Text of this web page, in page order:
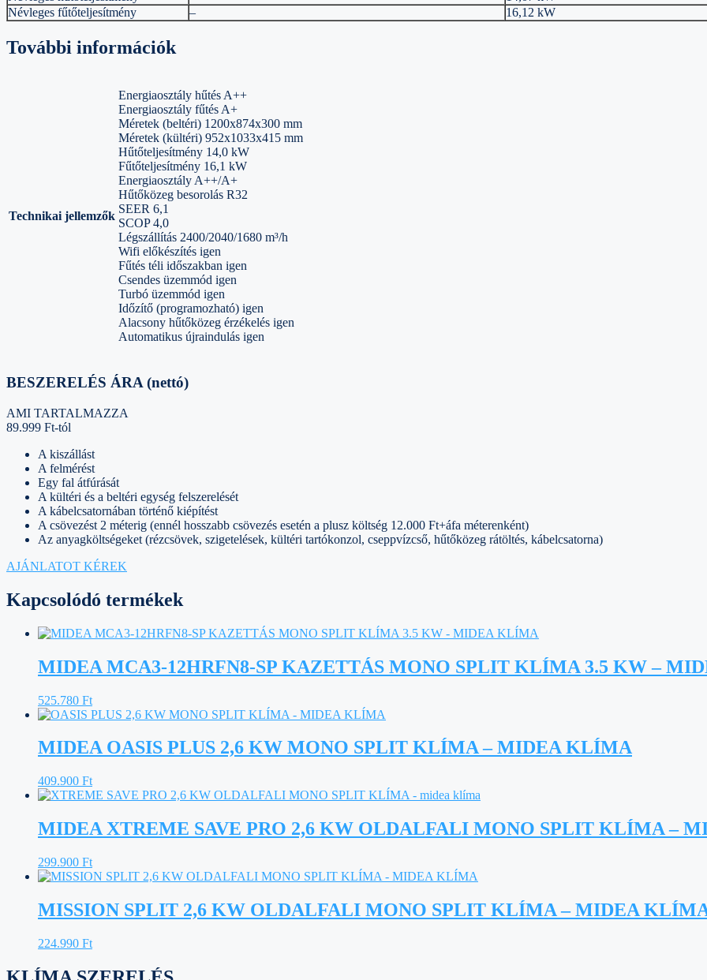
Névleges fűtőteljesítmény
– 16,12 kW
További információk
Technikai jellemzők
Energiaosztály hűtés A++
Energiaosztály fűtés A+
Méretek (beltéri) 1200x874x300 mm
Méretek (kültéri) 952x1033x415 mm
Hűtőteljesítmény 14,0 kW
Fűtőteljesítmény 16,1 kW
Energiaosztály A++/A+
Hűtőközeg besorolás R32
SEER 6,1
SCOP 4,0
Légszállítás 2400/2040/1680 m³/h
Wifi előkészítés igen
Fűtés téli időszakban igen
Csendes üzemmód igen
Turbó üzemmód igen
Időzítő (programozható) igen
Alacsony hűtőközeg érzékelés igen
Automatikus újraindulás igen
BESZERELÉS ÁRA (nettó)
AMI TARTALMAZZA
89.999 Ft-tól
A kiszállást
A felmérést
Egy fal átfúrását
A kültéri és a beltéri egység felszerelését
A kábelcsatornában történő kiépítést
A csövezést 2 méterig (ennél hosszabb csövezés esetén a plusz költség 12.000 Ft+áfa méterenként)
Az anyagköltségeket (rézcsövek, szigetelések, kültéri tartókonzol, cseppvízcső, hűtőközeg rátöltés, kábelcsatorna)
AJÁNLATOT KÉREK
Kapcsolódó termékek
MIDEA MCA3-12HRFN8-SP KAZETTÁS MONO SPLIT KLÍMA 3.5 KW –
525.780 Ft
MIDEA OASIS PLUS 2,6 KW MONO SPLIT KLÍMA – MIDEA KLÍMA
409.900 Ft
MIDEA XTREME SAVE PRO 2,6 KW OLDALFALI MONO SPLIT KLÍMA –
299.900 Ft
MISSION SPLIT 2,6 KW OLDALFALI MONO SPLIT KLÍMA – MIDEA
224.990 Ft